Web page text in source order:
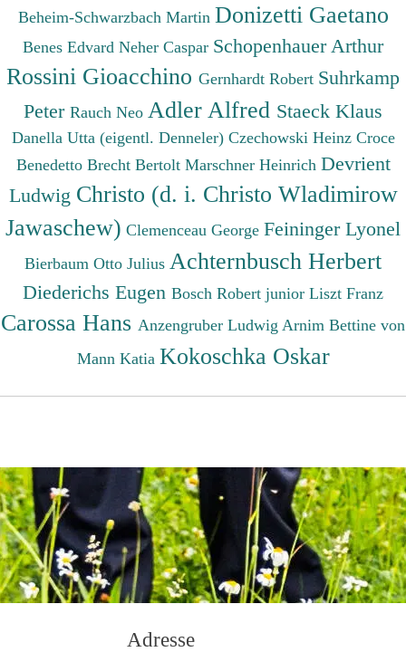
Beheim-Schwarzbach Martin Donizetti Gaetano
Benes Edvard Neher Caspar Schopenhauer Arthur
Rossini Gioacchino Gernhardt Robert Suhrkamp
Peter Rauch Neo Adler Alfred Staeck Klaus
Danella Utta (eigentl. Denneler) Czechowski Heinz Croce
Benedetto Brecht Bertolt Marschner Heinrich Devrient
Ludwig Christo (d. i. Christo Wladimirow
Jawaschew) Clemenceau George Feininger Lyonel
Bierbaum Otto Julius Achternbusch Herbert
Diederichs Eugen Bosch Robert junior Liszt Franz
Carossa Hans Anzengruber Ludwig Arnim Bettine von
Mann Katia Kokoschka Oskar
Adresse